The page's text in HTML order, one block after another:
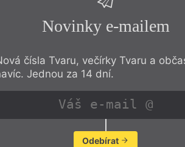
Novinky e-mailem
čísla Tvaru, večírky Tvaru a
Jednou za 14 dní.
Odebírat